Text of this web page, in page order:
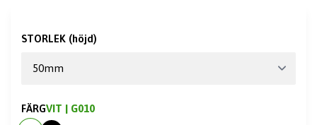
STORLEK (höjd)
FÄRGVIT | G010